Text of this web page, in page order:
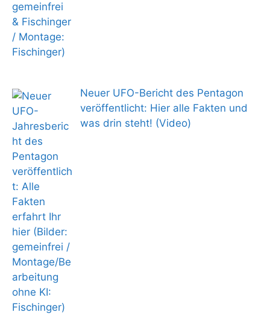
Neuer UFO-Bericht des Pentagon
veröffentlicht: Hier alle Fakten und
was drin steht! (Video)